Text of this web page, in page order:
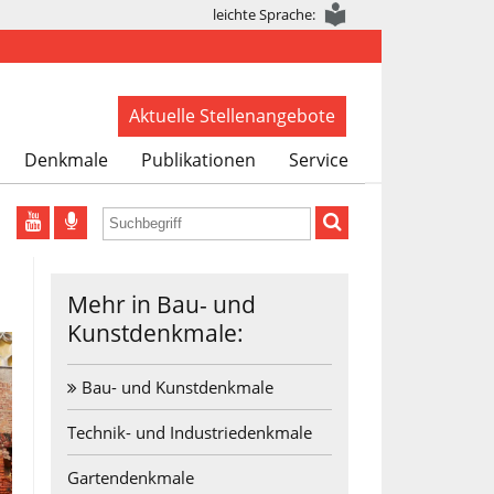
leichte Sprache:
Aktuelle Stellenangebote
Denkmale
Publikationen Service
Mehr in Bau- und
Kunstdenkmale:
Bau- und Kunstdenkmale
Technik- und Industriedenkmale
Gartendenkmale